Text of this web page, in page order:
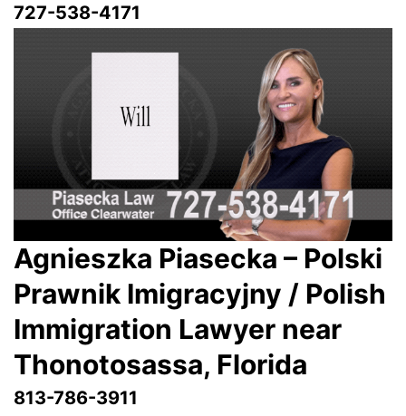
727-538-4171
Agnieszka Piasecka – Polski
Prawnik Imigracyjny / Polish
Immigration Lawyer near
Thonotosassa, Florida
813-786-3911